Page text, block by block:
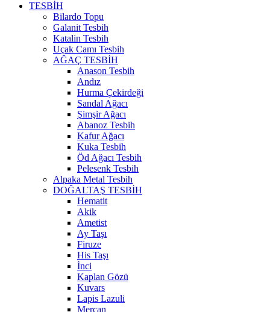
TESBİH
Bilardo Topu
Galanit Tesbih
Katalin Tesbih
Uçak Camı Tesbih
AĞAÇ TESBİH
Anason Tesbih
Andız
Hurma Çekirdeği
Sandal Ağacı
Şimşir Ağacı
Abanoz Tesbih
Kafur Ağacı
Kuka Tesbih
Öd Ağacı Tesbih
Pelesenk Tesbih
Alpaka Metal Tesbih
DOĞALTAŞ TESBİH
Hematit
Akik
Ametist
Ay Taşı
Firuze
His Taşı
İnci
Kaplan Gözü
Kuvars
Lapis Lazuli
Mercan